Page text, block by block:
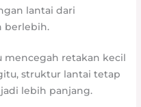
lantai dari
berlebih.
mencegah retakan kecil
struktur lantai tetap
lebih panjang.